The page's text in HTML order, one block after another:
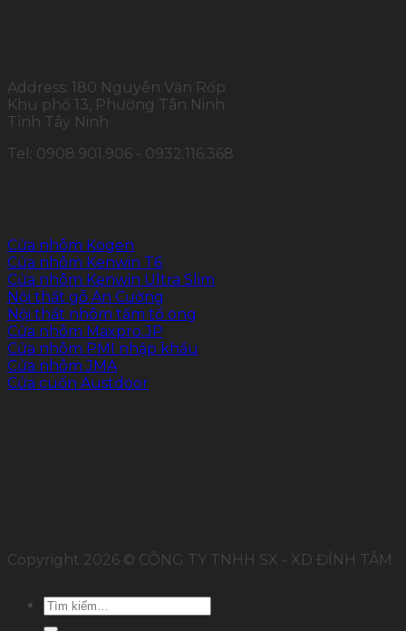
Address: 180 Nguyễn Văn Rốp
Khu phố 13, Phường Tân Ninh
Tỉnh Tây Ninh
Tel: 0908.901.906 - 0932.116.368
Cửa nhôm Kogen
Cửa nhôm Kenwin T6
Cửa nhôm Kenwin Ultra Slim
Nội thất gỗ An Cường
Nội thất nhôm tấm tổ ong
Cửa nhôm Maxpro.JP
Cửa nhôm PMI nhập khẩu
Cửa nhôm JMA
Cửa cuốn Austdoor
Copyright 2026 © CÔNG TY TNHH SX - XD ĐỈNH TÂM
Tìm
kiếm: